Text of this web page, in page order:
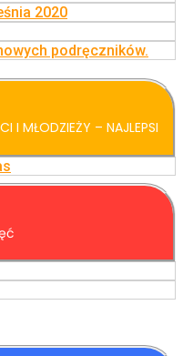
2020
podręczników.
I MŁODZIEŻY – NAJLEPSI